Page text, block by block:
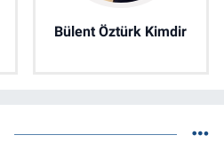
Bülent Öztürk Kimdir